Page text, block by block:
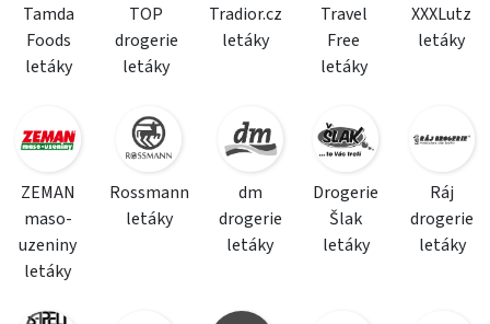
Tamda
Foods
letáky
TOP
drogerie
letáky
Tradior.cz
letáky
Travel
Free
letáky
XXXLutz
letáky
ZEMAN
maso-
uzeniny
letáky
Rossmann
letáky
dm
drogerie
letáky
Drogerie
Šlak
letáky
Ráj
drogerie
letáky